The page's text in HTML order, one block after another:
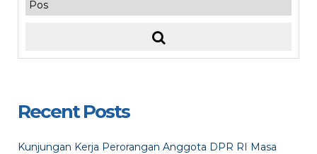
Recent Posts
Kunjungan Kerja Perorangan Anggota DPR RI Masa